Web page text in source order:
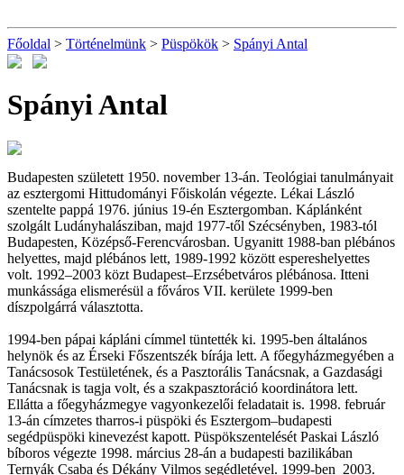
Főoldal > Történelmünk > Püspökök > Spányi Antal
Spányi Antal
Budapesten született 1950. november 13-án. Teológiai tanulmányait
az esztergomi Hittudományi Főiskolán végezte. Lékai László
szentelte pappá 1976. június 19-én Esztergomban. Káplánként
szolgált Ludányhalásziban, majd 1977-től Szécsényben, 1983-tól
Budapesten, Középső-Ferencvárosban. Ugyanitt 1988-ban plébános
helyettes, majd plébános lett, 1989-1992 között espereshelyettes
volt. 1992–2003 közt Budapest–Erzsébetváros plébánosa. Itteni
munkássága elismerésül a főváros VII. kerülete 1999-ben
díszpolgárrá választotta.
1994-ben pápai kápláni címmel tüntették ki. 1995-ben általános
helynök és az Érseki Főszentszék bírája lett. A főegyházmegyében a
Tanácsosok Testületének, és a Pasztorális Tanácsnak, a Gazdasági
Tanácsnak is tagja volt, és a szakpasztoráció koordinátora lett.
Ellátta a főegyházmegye vagyonkezelői feladatait is. 1998. február
13-án címzetes tharros-i püspöki és Esztergom–budapesti
segédpüspöki kinevezést kapott. Püspökszentelését Paskai László
bíboros végezte 1998. március 28-án a budapesti bazilikában
Ternyák Csaba és Dékány Vilmos segédletével. 1999-ben 2003.